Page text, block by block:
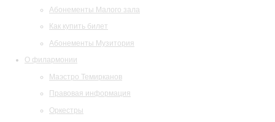
Абонементы Малого зала
Как купить билет
Абонементы Музитория
О филармонии
Маэстро Темирканов
Правовая информация
Оркестры